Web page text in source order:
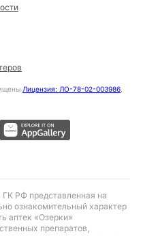
Лицензия: ЛО-78-02-003986,
РФ представленная на
ознакомительный характер
аптек «Озерки»
препаратов,